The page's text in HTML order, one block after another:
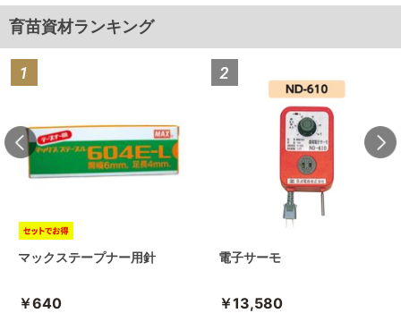
育苗資材ランキング
マックステープナー用針
￥640
電子サーモ
￥13,580